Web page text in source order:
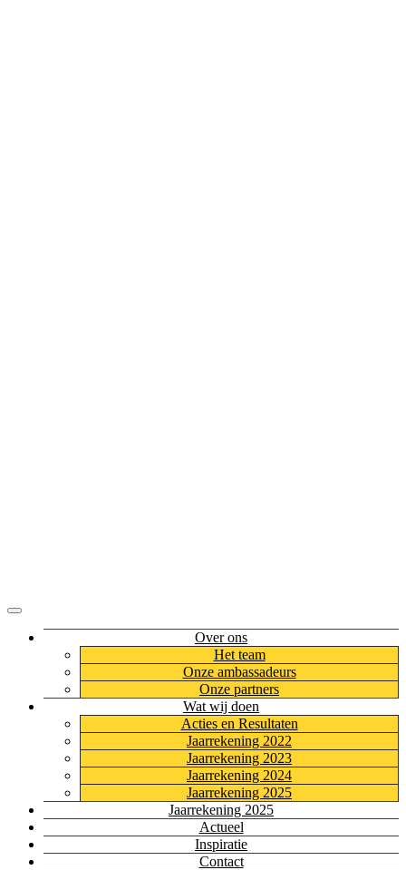
Over ons
Het team
Onze ambassadeurs
Onze partners
Wat wij doen
Acties en Resultaten
Jaarrekening 2022
Jaarrekening 2023
Jaarrekening 2024
Jaarrekening 2025
Jaarrekening 2025
Actueel
Inspiratie
Contact